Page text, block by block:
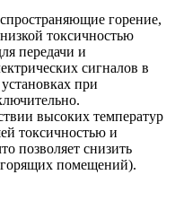
горение,
токсичностью
передачи и
сигналов в
при
высоких температур
токсичностью и
позволяет снизить
горящих помещений).